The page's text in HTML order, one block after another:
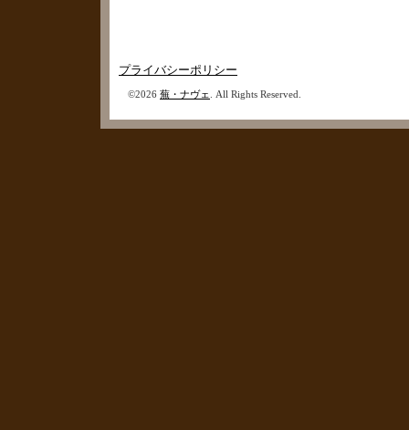
プライバシーポリシー
©2026 蕪・ナヴェ . All Rights Reserved.